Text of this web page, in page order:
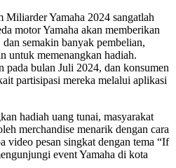
Yamaha 2024 sangatlah
motor Yamaha akan memberikan
semakin banyak pembelian,
untuk memenangkan hadiah.
pada bulan Juli 2024, dan konsumen
partisipasi mereka melalui aplikasi
hadiah uang tunai, masyarakat
merchandise menarik dengan cara
video pesan singkat dengan tema “If
event Yamaha di kota